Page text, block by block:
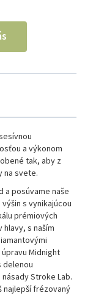
a výkonom
tak, aby z
na svete.
a posúvame naše
s vynikajúcou
prémiových
s naším
Midnight
delenou
Stroke Lab.
najlepší frézovaný